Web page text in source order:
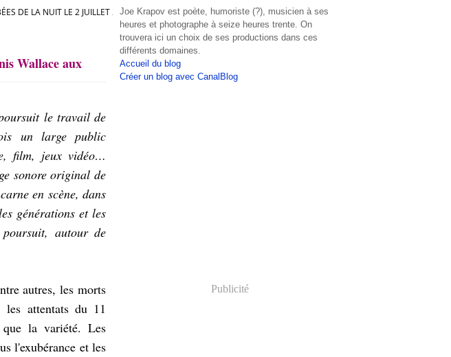
DE LA NUIT LE 2 JUILLET 2026
Wallace aux
le travail de
un large public
film, jeux vidéo…
sonore original de
en scène, dans
générations et les
autour de
autres, les morts
attentats du 11
la variété. Les
l'exubérance et les
Joe Krapov est poète, humoriste (?), musicien à ses
heures et photographe à seize heures trente. On
trouvera ici un choix de ses productions dans ces
différents domaines.
Accueil du blog
Créer un blog avec CanalBlog
Publicité